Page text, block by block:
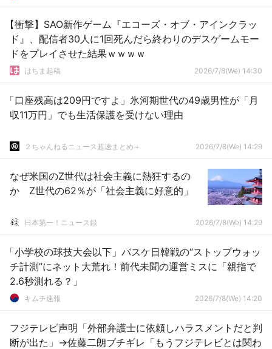
【衝撃】SAO新作ゲーム『エコーズ・オブ・アインクラッ
ド』、配信者30人に1回死んだら終わりのデスゲームモー
ドをプレイさせた結果ｗｗｗｗ
はちま起稿 2026/7/8(We) 14:30
「口座残高は209円ですよ」氷河期世代の49歳男性が「月
収11万円」でも生活保護を受けない理由
２ちゃんねるニュース超速まとめ＋ 2026/7/8(We) 14:29
なぜ米国のZ世代は社会主義に熱狂するの
か Z世代の62％が「社会主義に好意的」
日本第一！ニュース録 2026/7/8(We) 14:29
「小学校の球技大会以下」バスケ日韓戦の“ストップウォッ
チ計測”にネット大荒れ！前代未聞の運営ミスに「親指で
2.6秒測れる？」
キムチ速報 2026/7/8(We) 14:20
フジテレビ声明「外部弁護士に依頼しハラスメントだと判
断が出た」→佐藤二朗ブチギレ「もうフジテレビとは関わ